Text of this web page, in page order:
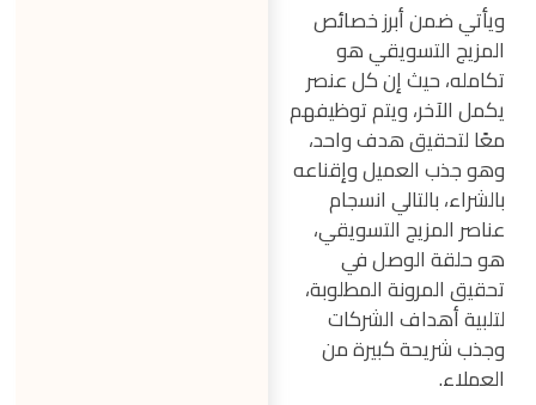
ويأتي ضمن أبرز خصائص
المزيج التسويقي هو
تكامله، حيث إن كل عنصر
يكمل الآخر، ويتم توظيفهم
معًا لتحقيق هدف واحد،
وهو جذب العميل وإقناعه
بالشراء، بالتالي انسجام
عناصر المزيج التسويقي،
هو حلقة الوصل في
تحقيق المرونة المطلوبة،
لتلبية أهداف الشركات
وجذب شريحة كبيرة من
العملاء.